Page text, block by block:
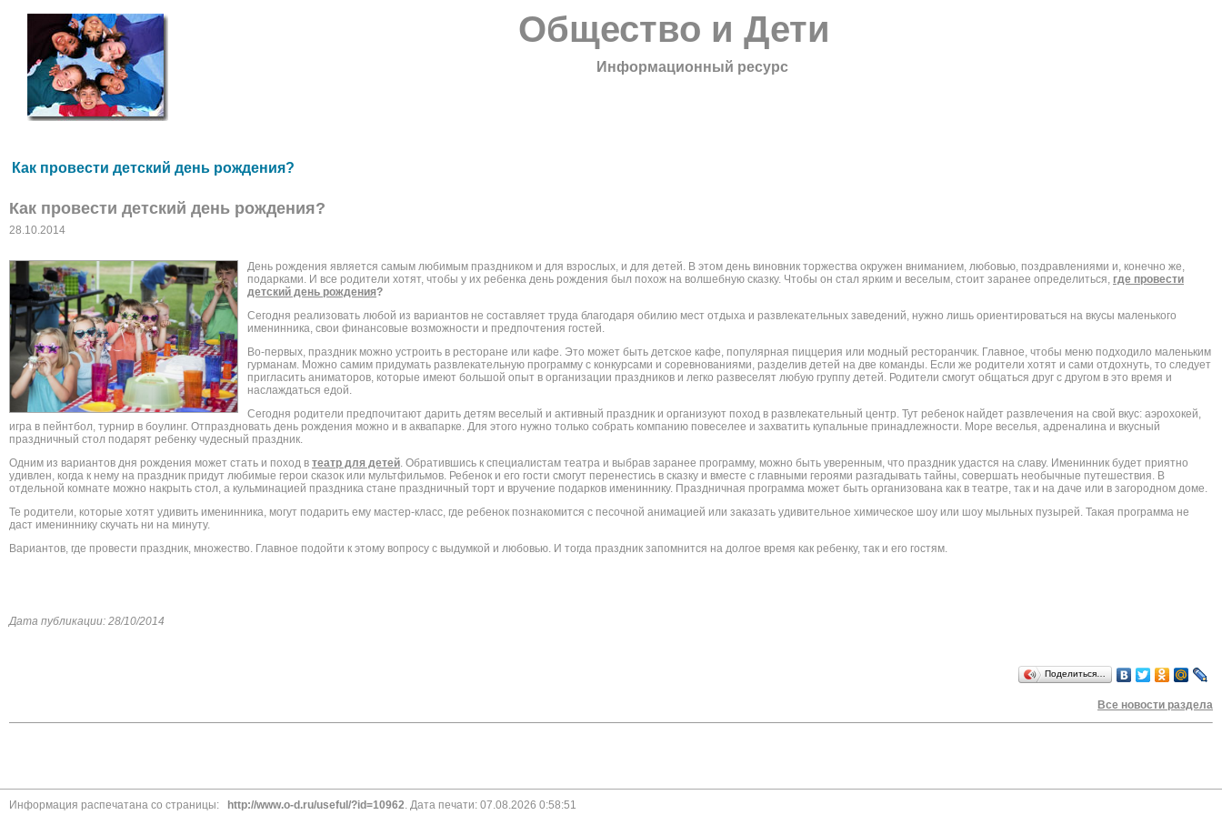
Общество и Дети
Информационный ресурс
Как провести детский день рождения?
Как провести детский день рождения?
28.10.2014
День рождения является самым любимым праздником и для взрослых, и для детей. В этом день виновник торжества окружен вниманием, любовью, поздравлениями и, конечно же,
подарками. И все родители хотят, чтобы у их ребенка день рождения был похож на волшебную сказку. Чтобы он стал ярким и веселым, стоит заранее определиться, где провести
детский день рождения?
Сегодня реализовать любой из вариантов не составляет труда благодаря обилию мест отдыха и развлекательных заведений, нужно лишь ориентироваться на вкусы маленького
именинника, свои финансовые возможности и предпочтения гостей.
Во-первых, праздник можно устроить в ресторане или кафе. Это может быть детское кафе, популярная пиццерия или модный ресторанчик. Главное, чтобы меню подходило маленьким
гурманам. Можно самим придумать развлекательную программу с конкурсами и соревнованиями, разделив детей на две команды. Если же родители хотят и сами отдохнуть, то следует
пригласить аниматоров, которые имеют большой опыт в организации праздников и легко развеселят любую группу детей. Родители смогут общаться друг с другом в это время и
наслаждаться едой.
Сегодня родители предпочитают дарить детям веселый и активный праздник и организуют поход в развлекательный центр. Тут ребенок найдет развлечения на свой вкус: аэрохокей,
игра в пейнтбол, турнир в боулинг. Отпраздновать день рождения можно и в аквапарке. Для этого нужно только собрать компанию повеселее и захватить купальные принадлежности. Море веселья, адреналина и вкусный
праздничный стол подарят ребенку чудесный праздник.
Одним из вариантов дня рождения может стать и поход в театр для детей. Обратившись к специалистам театра и выбрав заранее программу, можно быть уверенным, что праздник удастся на славу. Именинник будет приятно
удивлен, когда к нему на праздник придут любимые герои сказок или мультфильмов. Ребенок и его гости смогут перенестись в сказку и вместе с главными героями разгадывать тайны, совершать необычные путешествия. В
отдельной комнате можно накрыть стол, а кульминацией праздника стане праздничный торт и вручение подарков имениннику. Праздничная программа может быть организована как в театре, так и на даче или в загородном доме.
Те родители, которые хотят удивить именинника, могут подарить ему мастер-класс, где ребенок познакомится с песочной анимацией или заказать удивительное химическое шоу или шоу мыльных пузырей. Такая программа не
даст имениннику скучать ни на минуту.
Вариантов, где провести праздник, множество. Главное подойти к этому вопросу с выдумкой и любовью. И тогда праздник запомнится на долгое время как ребенку, так и его гостям.
Дата публикации: 28/10/2014
Поделиться…
Все новости раздела
Информация распечатана со страницы: http://www.o-d.ru/useful/?id=10962. Дата печати: 07.08.2026 0:58:51